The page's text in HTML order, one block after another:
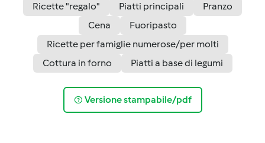
Ricette "regalo"
Piatti principali
Pranzo
Cena
Fuoripasto
Ricette per famiglie numerose/per molti
Cottura in forno
Piatti a base di legumi
Versione stampabile/pdf